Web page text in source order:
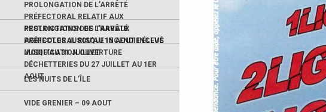
PROLONGATION DE L’ARRÊTÉ
PRÉFECTORAL RELATIF AUX
RESTRICTIONS DES TRAVAUX
AGRICOLES JUSQU’AU 15 AOUT INCLUS
PROLONGATION DE L’ARRÊTÉ
PRÉFECTORAL RISQUE INCENDIE ÉLEVÉ
JUSQU’AU 31 JUILLET
MODIFICATION OUVERTURE
DÉCHETTERIES DU 27 JUILLET AU 1ER
AOUT
LES NUITS DE L’ÎLE
VIDE GRENIER – 09 AOUT